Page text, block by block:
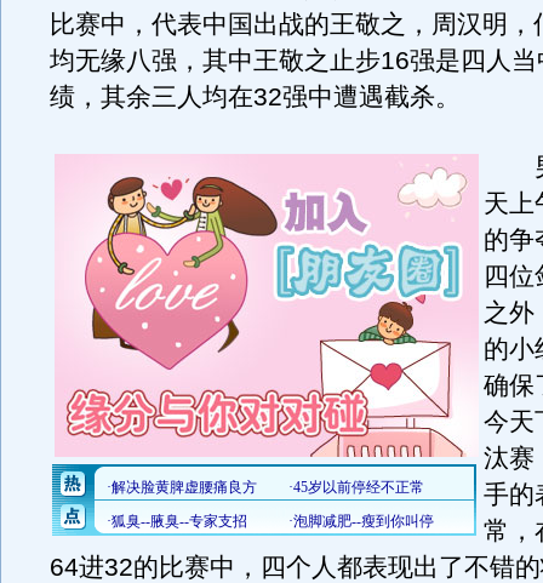
比赛中，代表中国出战的王敬之，周汉明，
均无缘八强，其中王敬之止步16强是四人
绩，其余三人均在32强中遭遇截杀。
男
天上
的争
四位
之外
的小
确保
今天
汰赛
手的
常，
64进32的比赛中，四个人都表现出了不错